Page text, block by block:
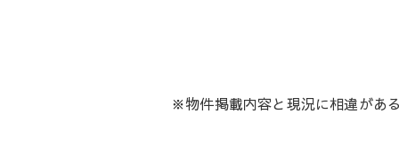
※物件掲載内容と現況に相違があ